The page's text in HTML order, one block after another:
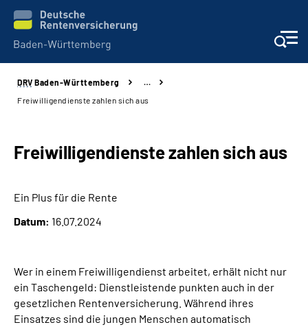
Beratung und Kontakt
Online-Services
Karriere
Über uns
Inhalte in Gebärdensprache (DGS)
DRV Baden-Württemberg
…
Freiwilligendienste zahlen sich aus
Freiwilligendienste zahlen sich aus
Ein Plus für die Rente
Datum: 16.07.2024
Wer in einem Freiwilligendienst arbeitet, erhält nicht nur
ein Taschengeld: Dienstleistende punkten auch in der
gesetzlichen Rentenversicherung. Während ihres
Einsatzes sind die jungen Menschen automatisch